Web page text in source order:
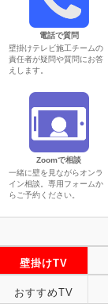
電話で質問
壁掛けテレビ施工チームの
責任者が疑問や質問にお答
えします。
Zoomで相談
一緒に壁を見ながらオンラ
イン相談。専用フォームか
らご予約ください。
壁掛けTV
おすすめTV